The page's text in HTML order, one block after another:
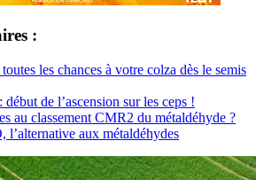
:
les chances à votre colza dès le semis
début de l’ascension sur les ceps !
au classement CMR2 du métaldéhyde ?
aux métaldéhydes